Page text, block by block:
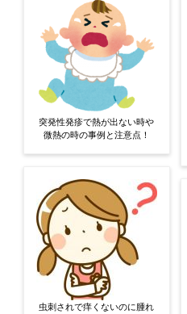
突発性発疹で熱が出ない時や
微熱の時の事例と注意点！
虫刺されで痒くないのに腫れ